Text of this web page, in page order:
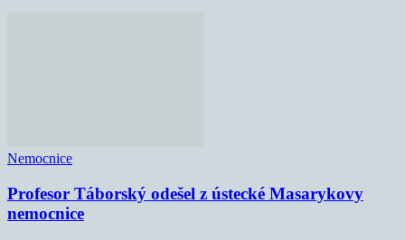
Nemocnice
Profesor Táborský odešel z ústecké Masarykovy
nemocnice